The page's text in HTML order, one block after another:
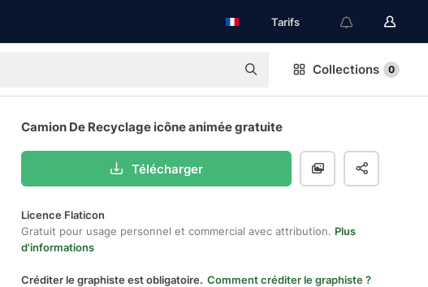
Tarifs
Collections 0
Camion De Recyclage icône animée gratuite
Télécharger
Licence Flaticon
Gratuit pour usage personnel et commercial avec attribution. Plus
d'informations
Créditer le graphiste est obligatoire. Comment créditer le graphiste ?